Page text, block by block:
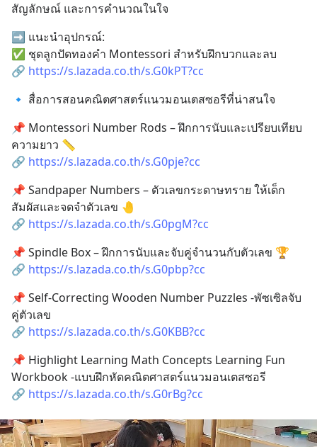
สัญลักษณ์ และการคำนวณในใจ
➡ แนะนำอุปกรณ์:
✅ ชุดลูกปัดทองคำ Montessori สำหรับฝึกบวกและลบ
🔗 https://s.lazada.co.th/s.G0kPT?cc
🔹 สื่อการสอนคณิตศาสตร์แนวมอนเตสซอรีที่น่าสนใจ
📌 Montessori Number Rods – ฝึกการนับและเปรียบเทียบ
ความยาว 📏
🔗 https://s.lazada.co.th/s.G0pje?cc
📌 Sandpaper Numbers – ตัวเลขกระดาษทราย ให้เด็ก
สัมผัสและจดจำตัวเลข 🤚
🔗 https://s.lazada.co.th/s.G0pgM?cc
📌 Spindle Box – ฝึกการนับและจับคู่จำนวนกับตัวเลข 🏆
🔗 https://s.lazada.co.th/s.G0pbp?cc
📌 Self-Correcting Wooden Number Puzzles -​พัซเซิลจับ
คู่ตัวเลข
🔗 https://s.lazada.co.th/s.G0KBB?cc
📌 Highlight Learning​ Math Concepts Learning ​Fun
Workbook -​แบบฝึกหัดคณิตศาสตร์แนวมอนเตสซอรี
🔗 https://s.lazada.co.th/s.G0rBg?cc